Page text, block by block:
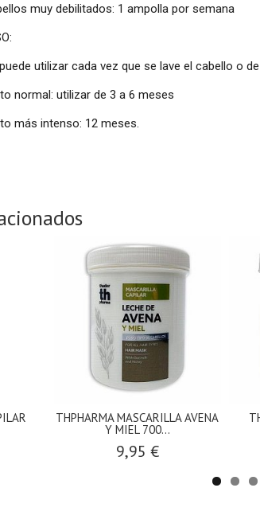
muy debilitados: 1 ampolla por semana
utilizar cada vez que se lave el cabello o
normal: utilizar de 3 a 6 meses
más intenso: 12 meses.
THPHARMA MASCARILLA AVENA
Y MIEL 700...
9,95 €